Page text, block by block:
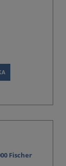
Fischer